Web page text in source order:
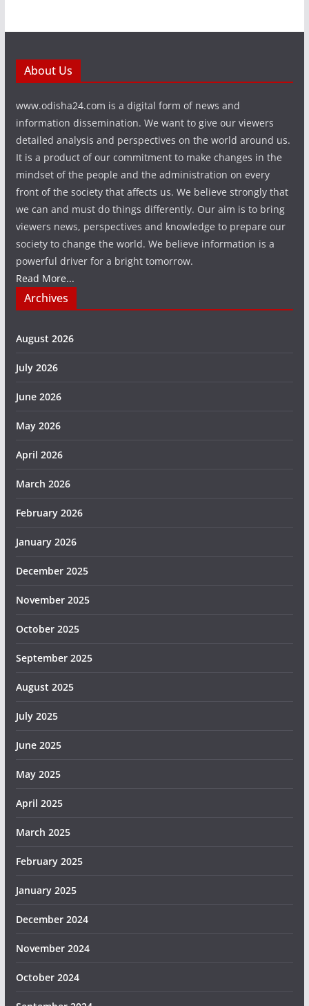
About Us
www.odisha24.com is a digital form of news and
information dissemination. We want to give our viewers
detailed analysis and perspectives on the world around us.
It is a product of our commitment to make changes in the
mindset of the people and the administration on every
front of the society that affects us. We believe strongly that
we can and must do things differently. Our aim is to bring
viewers news, perspectives and knowledge to prepare our
society to change the world. We believe information is a
powerful driver for a bright tomorrow.
Read More...
Archives
August 2026
July 2026
June 2026
May 2026
April 2026
March 2026
February 2026
January 2026
December 2025
November 2025
October 2025
September 2025
August 2025
July 2025
June 2025
May 2025
April 2025
March 2025
February 2025
January 2025
December 2024
November 2024
October 2024